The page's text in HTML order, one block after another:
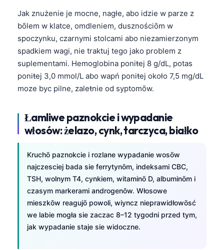
Jak znużenie je mocne, nagłe, abo idzie w parze z
bōlem w klatce, omdleniem, dusznościōm w
spoczynku, czarnymi stolcami abo niezamierzonym
spadkiem wagi, nie traktuj tego jako problem z
suplementami. Hemoglobina poniŧej 8 g/dL, potas
poniŧej 3,0 mmol/L abo wapń poniŧej około 7,5 mg/dL
moze byc pilne, zaleŧnie od syptomōw.
Łamliwe paznokcie i wypadanie
włosów: żelazo, cynk, tarczyca, białko
Kruchō paznokcie i rozlane wypadanie wosōw
najczesciej bada sie ferrytynōm, indeksami CBC,
TSH, wolnym T4, cynkiem, witaminō D, albuminōm i
czasym markerami androgenōw. Włosowe
mieszkōw reagujō powoli, wiyncz nieprawidłowōsć
we labie mogła sie zaczac 8–12 tygodni przed tym,
jak wypadanie staje sie widoczne.